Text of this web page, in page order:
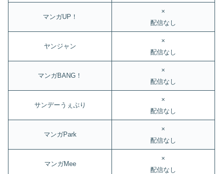
マンガUP！
×
配信なし
ヤンジャン
×
配信なし
マンガBANG！
×
配信なし
サンデーうぇぶり
×
配信なし
マンガPark
×
配信なし
マンガMee
×
配信なし